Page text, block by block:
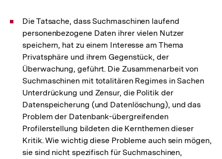
Die Tatsache, dass Suchmaschinen laufend
personenbezogene Daten ihrer vielen Nutzer
speichern, hat zu einem Interesse am Thema
Privatsphäre und ihrem Gegenstück, der
Überwachung, geführt. Die Zusammenarbeit von
Suchmaschinen mit totalitären Regimes in Sachen
Unterdrückung und Zensur, die Politik der
Datenspeicherung (und Datenlöschung), und das
Problem der Datenbank-übergreifenden
Profilerstellung bildeten die Kernthemen dieser
Kritik. Wie wichtig diese Probleme auch sein mögen,
sie sind nicht spezifisch für Suchmaschinen,